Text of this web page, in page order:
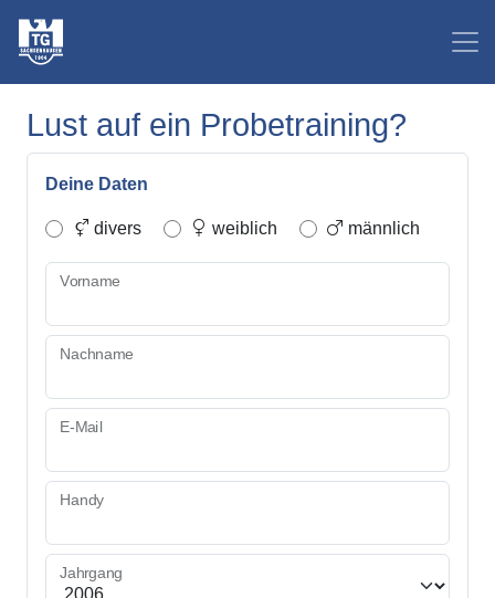
Lust auf ein Probetraining?
Deine Daten
divers weiblich männlich
Vorname
Nachname
E-Mail
Handy
Jahrgang